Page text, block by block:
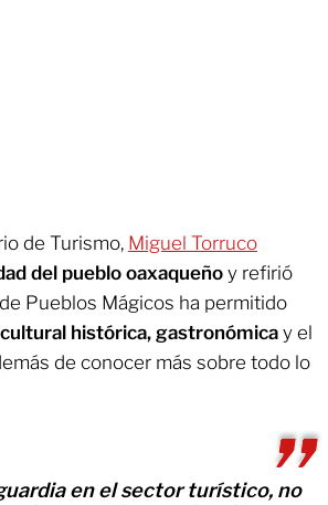
de Turismo, Miguel Torruco
del pueblo oaxaqueño y refirió
Pueblos Mágicos ha permitido
histórica, gastronómica y el
de conocer más sobre todo lo
en el sector turístico, no